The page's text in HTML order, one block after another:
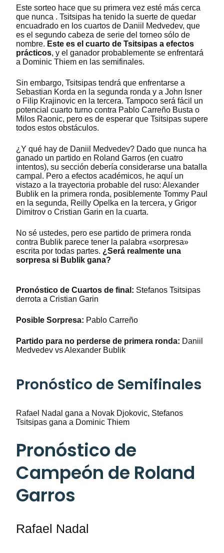
Este sorteo hace que su primera vez esté más cerca
que nunca . Tsitsipas ha tenido la suerte de quedar
encuadrado en los cuartos de Daniil Medvedev, que
es el segundo cabeza de serie del torneo sólo de
nombre. Este es el cuarto de Tsitsipas a efectos
prácticos, y el ganador probablemente se enfrentará
a Dominic Thiem en las semifinales.
Sin embargo, Tsitsipas tendrá que enfrentarse a
Sebastian Korda en la segunda ronda y a John Isner
o Filip Krajinovic en la tercera. Tampoco será fácil un
potencial cuarto turno contra Pablo Carreño Busta o
Milos Raonic, pero es de esperar que Tsitsipas supere
todos estos obstáculos.
¿Y qué hay de Daniil Medvedev? Dado que nunca ha
ganado un partido en Roland Garros (en cuatro
intentos), su sección debería considerarse una batalla
campal. Pero a efectos académicos, he aquí un
vistazo a la trayectoria probable del ruso: Alexander
Bublik en la primera ronda, posiblemente Tommy Paul
en la segunda, Reilly Opelka en la tercera, y Grigor
Dimitrov o Cristian Garin en la cuarta.
No sé ustedes, pero ese partido de primera ronda
contra Bublik parece tener la palabra «sorpresa»
escrita por todas partes. ¿Será realmente una
sorpresa si Bublik gana?
Pronóstico de Cuartos de final : Stefanos Tsitsipas
derrota a Cristian Garin
Posible Sorpresa: Pablo Carreño
Partido para no perderse de primera ronda: Daniil
Medvedev vs Alexander Bublik
Pronóstico de Semifinales
Rafael Nadal gana a Novak Djokovic, Stefanos
Tsitsipas gana a Dominic Thiem
Pronóstico de
Campeón de Roland
Garros
Rafael Nadal